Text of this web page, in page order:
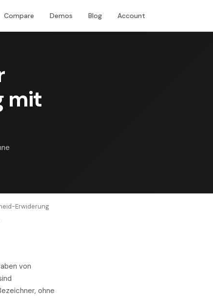
Compare Demos Blog Account
mit
Erwiderung
von
ohne